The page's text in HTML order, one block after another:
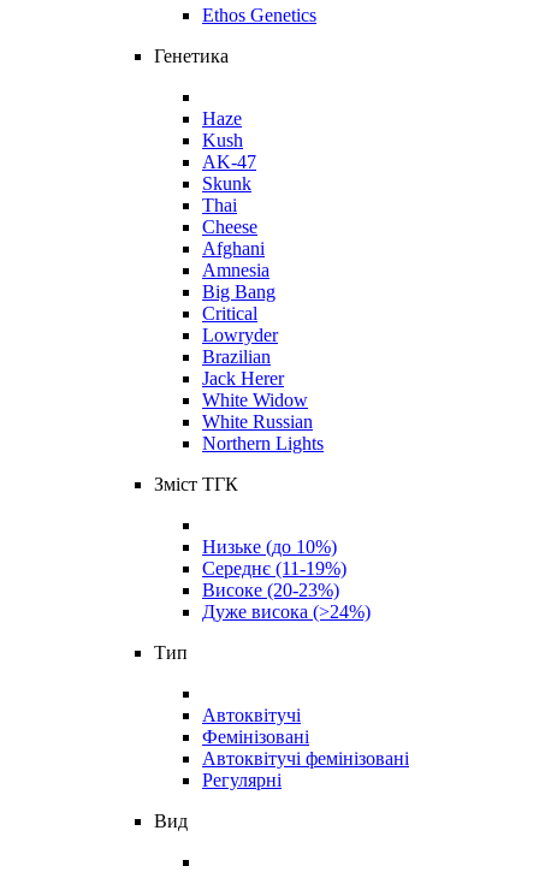
Ethos Genetics
Генетика
Haze
Kush
AK-47
Skunk
Thai
Cheese
Afghani
Amnesia
Big Bang
Critical
Lowryder
Brazilian
Jack Herer
White Widow
White Russian
Northern Lights
Зміст ТГК
Низьке (до 10%)
Середнє (11-19%)
Високе (20-23%)
Дуже висока (>24%)
Тип
Автоквітучі
Фемінізовані
Автоквітучі фемінізовані
Регулярні
Вид